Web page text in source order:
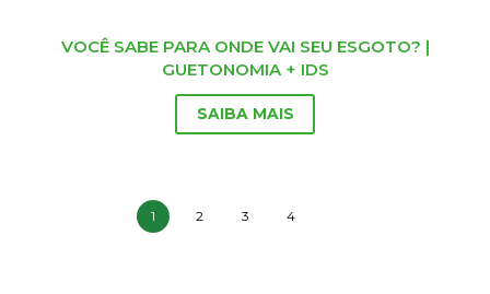
VOCÊ SABE PARA ONDE VAI SEU ESGOTO? |
GUETONOMIA + IDS
SAIBA MAIS
1 2 3 4